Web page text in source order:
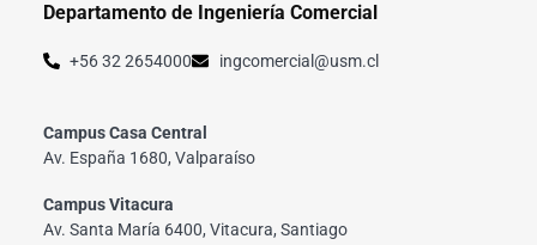
Departamento de Ingeniería Comercial
+56 32 2654000 ingcomercial@usm.cl
Campus Casa Central
Av. España 1680, Valparaíso
Campus Vitacura
Av. Santa María 6400, Vitacura, Santiago